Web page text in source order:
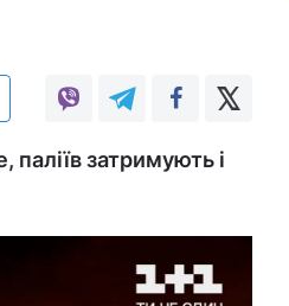
паліїв затримують і